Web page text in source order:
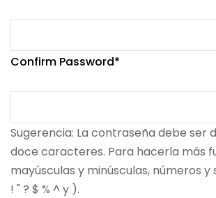
Confirm Password
Sugerencia: La contraseña debe ser
doce caracteres. Para hacerla más
mayúsculas y minúsculas, números
! " ? $ % ^ y ).